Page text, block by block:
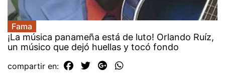
Fama
¡La música panameña está de luto! Orlando Ruíz,
un músico que dejó huellas y tocó fondo
compartir en: